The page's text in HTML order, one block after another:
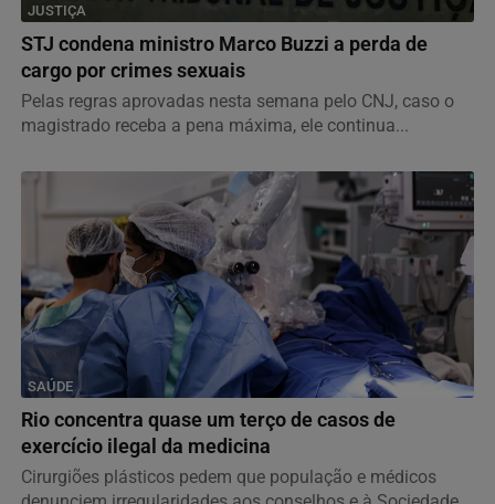
JUSTIÇA
STJ condena ministro Marco Buzzi a perda de
cargo por crimes sexuais
Pelas regras aprovadas nesta semana pelo CNJ, caso o
magistrado receba a pena máxima, ele continua...
SAÚDE
Rio concentra quase um terço de casos de
exercício ilegal da medicina
Cirurgiões plásticos pedem que população e médicos